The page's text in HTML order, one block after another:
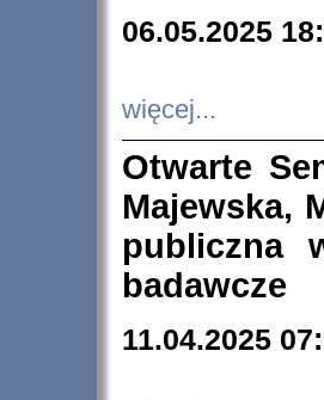
06.05.2025
więcej...
Otwarte
Majewska,
publiczna
badawcze
11.04.2025